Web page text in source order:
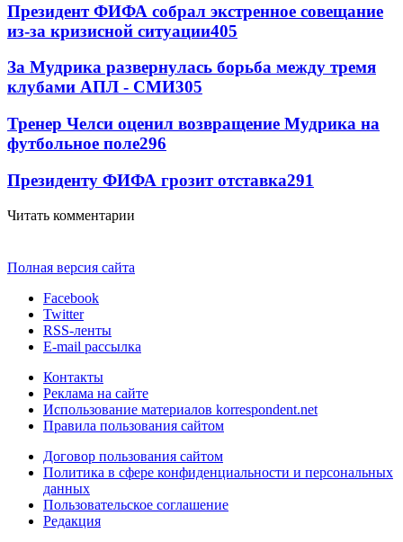
Президент ФИФА собрал экстренное совещание
из-за кризисной ситуации405
За Мудрика развернулась борьба между тремя
клубами АПЛ - СМИ305
Тренер Челси оценил возвращение Мудрика на
футбольное поле296
Президенту ФИФА грозит отставка291
Читать комментарии
Полная версия сайта
Facebook
Twitter
RSS-ленты
E-mail рассылка
Контакты
Реклама на сайте
Использование материалов korrespondent.net
Правила пользования сайтом
Договор пользования сайтом
Политика в сфере конфиденциальности и персональных
данных
Пользовательское соглашение
Редакция